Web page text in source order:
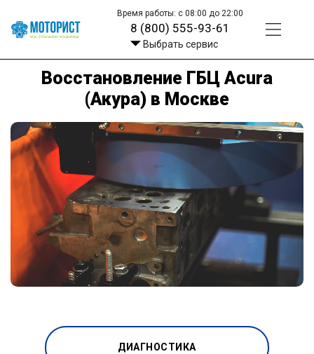
Время работы: с 08:00 до 22:00
8 (800) 555-93-61
Выбрать сервис
Восстановление ГБЦ Acura
(Акура) в Москве
ДИАГНОСТИКА